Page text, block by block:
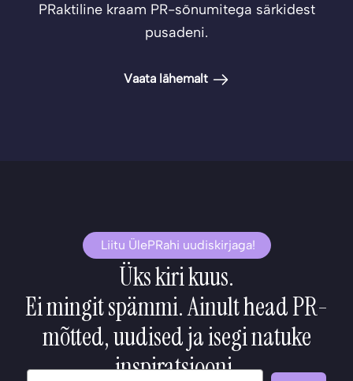
PRaktiline kraam PR-sõnumitega särkidest
pusadeni.
Vaata lähemalt
Liitu ÜlePRahi uudiskirjaga!
Üks kiri kuus.
Ei mingit spämmi. Ainult head PR-
mõtted, uudised ja isegi natuke
inspiratsiooni.